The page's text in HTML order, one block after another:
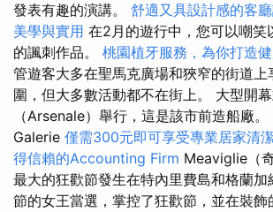
發表有趣的演講。 舒適又具設計感的客
美學與實用 在2月的遊行中，您可以嘲笑
的諷刺作品。 桃園植牙服務，為你打造
管遊客大多在聖馬克廣場和狹窄的街道上
圍，但大多數活動都不在街上。 大型開
（Arsenale）舉行，這是該市前造船廠
Galerie 僅需300元即可享受專業居家清
得信賴的Accounting Firm Meaviglie（
最大的狂歡節發生在特內里費島和格蘭加
節的女王當選，掌控了狂歡節，並在裝飾